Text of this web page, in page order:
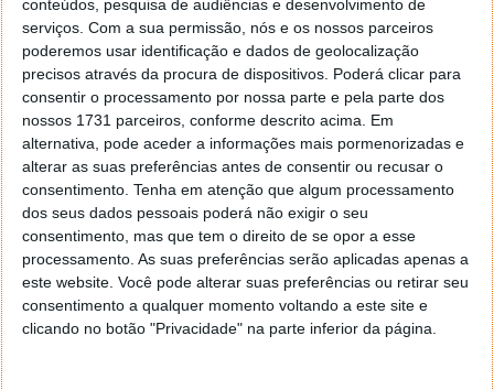
conteúdos, pesquisa de audiências e desenvolvimento de
serviços. Com a sua permissão, nós e os nossos parceiros
poderemos usar identificação e dados de geolocalização
precisos através da procura de dispositivos. Poderá clicar para
consentir o processamento por nossa parte e pela parte dos
nossos 1731 parceiros, conforme descrito acima. Em
alternativa, pode aceder a informações mais pormenorizadas e
alterar as suas preferências antes de consentir ou recusar o
consentimento. Tenha em atenção que algum processamento
dos seus dados pessoais poderá não exigir o seu
consentimento, mas que tem o direito de se opor a esse
processamento. As suas preferências serão aplicadas apenas a
este website. Você pode alterar suas preferências ou retirar seu
consentimento a qualquer momento voltando a este site e
clicando no botão "Privacidade" na parte inferior da página.
Homepage:Project Glass
Este artigo tem mais de um ano
Acompanhe o Pplware no Google Notícias